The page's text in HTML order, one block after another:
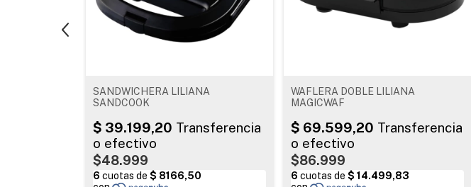
SANDWICHERA LILIANA
SANDCOOK
$48.999
WAFLERA DOBLE LILIANA
MAGICWAF
$86.999